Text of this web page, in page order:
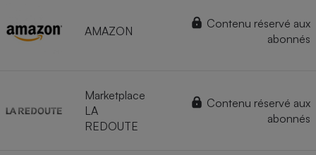
AMAZON
Contenu réservé aux
abonnés
Marketplace
LA
REDOUTE
Contenu réservé aux
abonnés